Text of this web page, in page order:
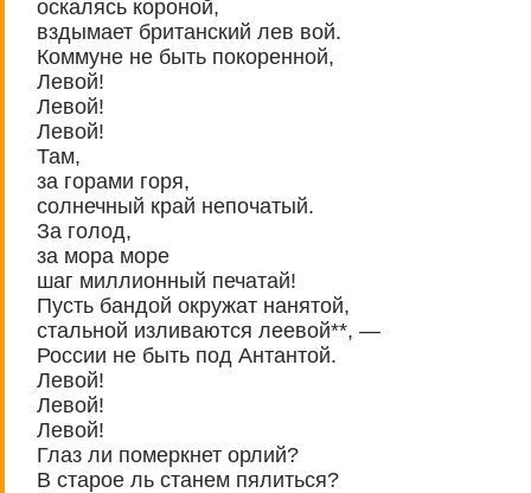
оскалясь короной,
вздымает британский лев вой.
Коммуне не быть покоренной,
Левой!
Левой!
Левой!
Там,
за горами горя,
солнечный край непочатый.
За голод,
за мора море
шаг миллионный печатай!
Пусть бандой окружат нанятой,
стальной изливаются леевой**, —
России не быть под Антантой.
Левой!
Левой!
Левой!
Глаз ли померкнет орлий?
В старое ль станем пялиться?